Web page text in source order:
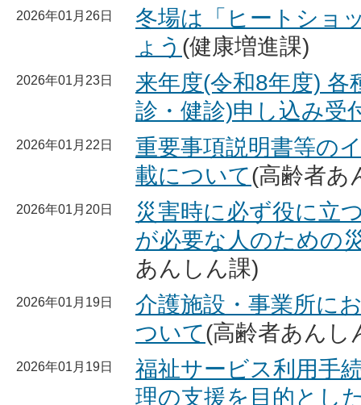
2026年01月26日
冬場は「ヒートショ
ょう (健康増進課)
2026年01月23日
来年度(令和8年度) 各
診・健診)申し込み受
2026年01月22日
重要事項説明書等の
載について(高齢者あ
2026年01月20日
災害時に必ず役に立
が必要な人のための
あんしん課)
2026年01月19日
介護施設・事業所に
ついて(高齢者あんし
2026年01月19日
福祉サービス利用手
理の支援を目的とし